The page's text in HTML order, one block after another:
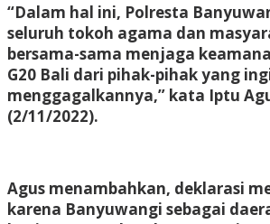
“Dalam hal ini, Polresta
seluruh tokoh agama dan
bersama-sama menjaga
G20 Bali dari pihak-pihak yang
menggagalkannya,” kata Iptu
(2/11/2022).
Agus menambahkan, deklarasi
karena Banyuwangi sebagai